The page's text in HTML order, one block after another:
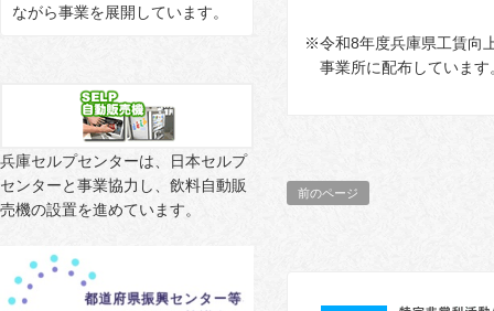
※令和8年度兵庫県工賃向
事業所に配布しています
前のページ
ながら事業を展開しています。
兵庫セルプセンターは、日本セルプ
センターと事業協力し、飲料自動販
売機の設置を進めています。